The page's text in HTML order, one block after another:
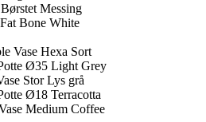
Messing
Bone White
Vase Hexa Sort
Ø35 Light Grey
Stor Lys grå
Ø18 Terracotta
Medium Coffee